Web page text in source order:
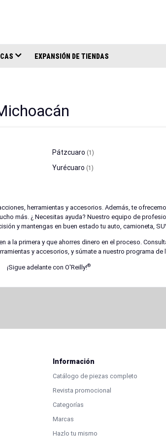
EXPANSIÓN DE TIENDAS
Pátzcuaro (1)
Yurécuaro (1)
herramientas y accesorios. Además, te
más. ¿ Necesitas ayuda? Nuestro equipo de
y mantengas en buen estado tu auto, camioneta,
a la primera y que ahorres dinero en el proceso.
y accesorios, y súmate a nuestro programa de
¡Sigue adelante con O'Reilly!®
Información
Catálogo de piezas completo
Revista promocional
Categorías
Marcas
Hazlo tu mismo